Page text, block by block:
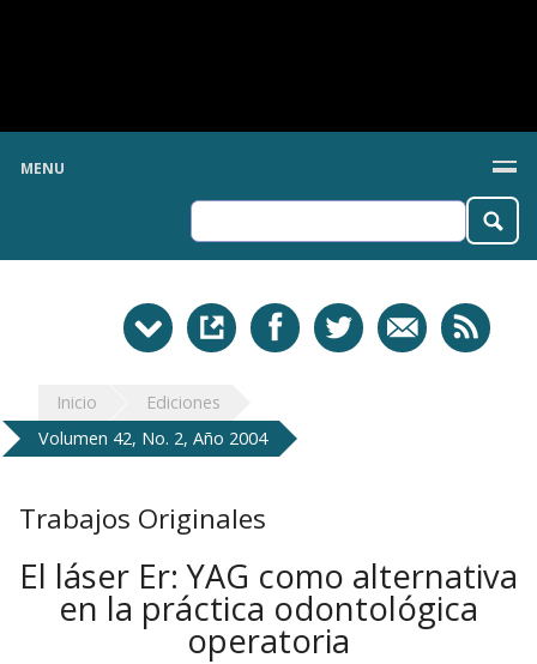
MENU
Inicio
Ediciones
Volumen 42, No. 2, Año 2004
Trabajos Originales
El láser Er: YAG como alternativa
en la práctica odontológica
operatoria